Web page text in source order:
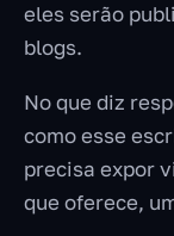
eles serão
blogs.
No que diz
como esse
precisa expor
que oferece,